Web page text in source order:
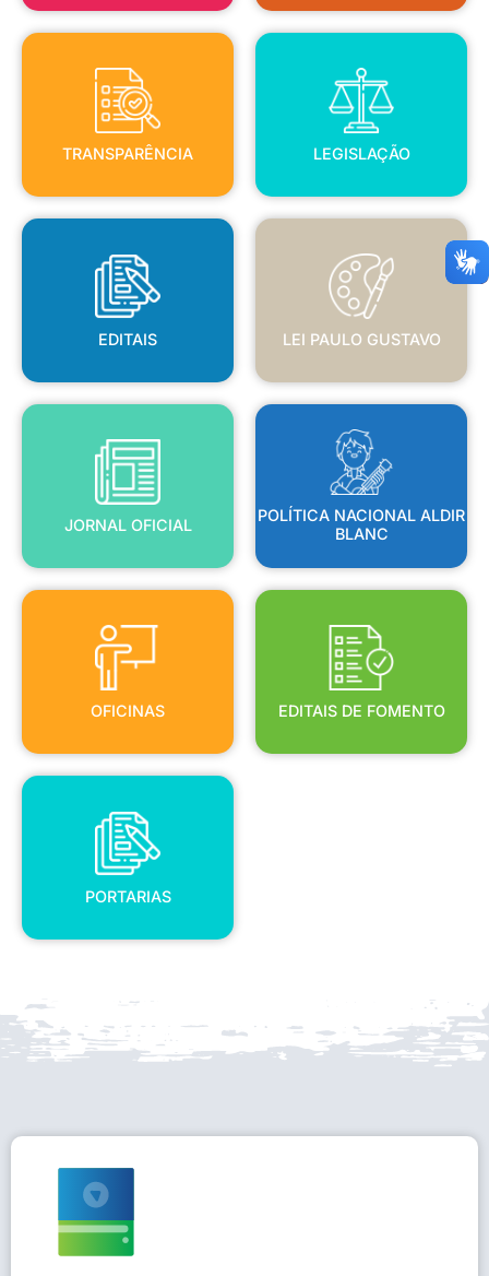
TRANSPARÊNCIA
TRANSPARÊNCIA
LEGISLAÇÃO
LEGISLAÇÃO
EDITAIS
EDITAIS
LEI PAULO GUSTAVO
LEI PAULO GUSTAVO
JORNAL OFICIAL
JORNAL OFICIAL
POLÍTICA NACIONAL ALDIR
BLANC
POLÍTICA NACIONAL ALDIR
BLANC
OFICINAS
OFICINAS
EDITAIS DE FOMENTO
EDITAIS DE FOMENTO
PORTARIAS
PORTARIAS